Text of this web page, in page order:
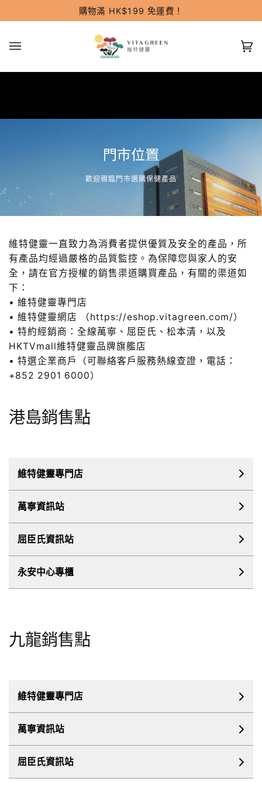
過
購物滿 HK$199 免運費！
門市位置
歡迎親臨門市選購保健產品
維特健靈一直致力為消費者提供優質及安全的產品，所
有產品均經過嚴格的品質監控。為保障您與家人的安
全，請在官方授權的銷售渠道購買產品，有關的渠道如
下：
• 維特健靈專門店
• 維特健靈網店 （https://eshop.vitagreen.com/）
• 特約經銷商：全線萬寧、屈臣氏、松本清，以及
HKTVmall維特健靈品牌旗艦店
• 特選企業商戶（可聯絡客戶服務熱線查證，電話：
+852 2901 6000）
港島銷售點
維特健靈專門店
萬寧資訊站
屈臣氏資訊站
永安中心專櫃
九龍銷售點
維特健靈專門店
萬寧資訊站
屈臣氏資訊站